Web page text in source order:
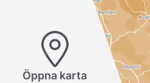
Öppna karta